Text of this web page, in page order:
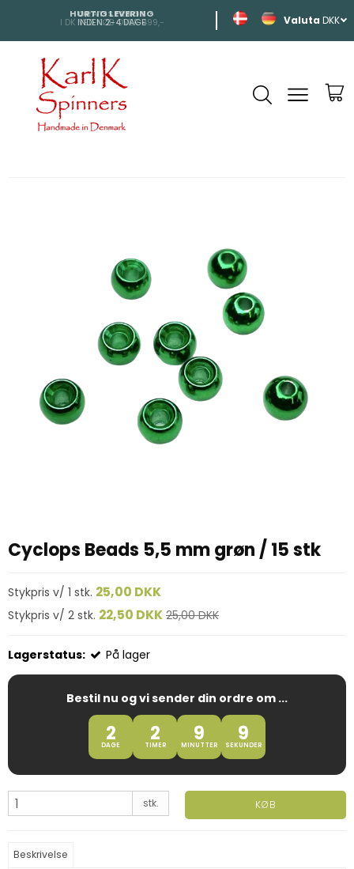
HURTIG LEVERING
INDEN 2-4 DAGE TIL HELE EUROPA
DKK
Cyclops Beads 5,5 mm grøn / 15 stk
Stykpris v/ 1 stk. 25,00 DKK
Stykpris v/ 2 stk. 22,50 DKK 25,00 DKK
Lagerstatus: På lager
Bestil nu og vi sender din ordre om ...
2
DAGE 2
TIMER 9
MINUTTER 8
SEKUNDER
stk. KØB
Beskrivelse